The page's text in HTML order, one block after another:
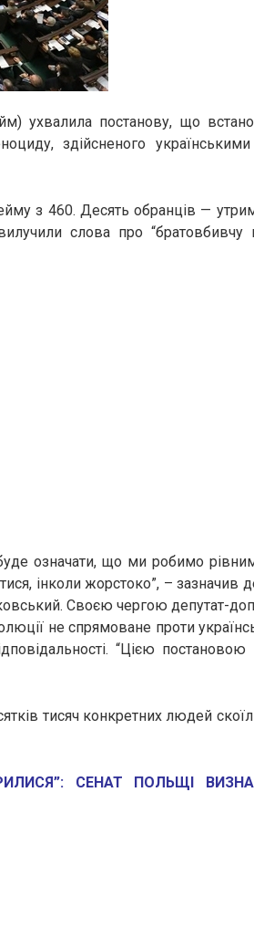
ухвалила постанову, що
здійсненого українськими
з 460. Десять обранців —
слова про “братовбивчу
означати, що ми робимо
інколи жорстоко”, – зазначив
Своєю чергою депутат-
не спрямоване проти
“Цією
тисяч конкретних людей
СЕНАТ ПОЛЬЩІ